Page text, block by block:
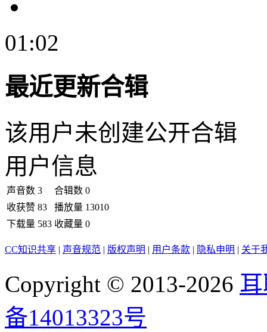
01:02
最近更新合辑
该用户未创建公开合辑
用户信息
声音数 3 合辑数 0
收获赞 83 播放量 13010
下载量 583 收藏量 0
CC知识共享 | 声音规范 | 版权声明 | 用户条款 | 隐私申明 | 关于
Copyright © 2013-2026
备14013323号